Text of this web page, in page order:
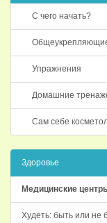
С чего начать?
Упражнения
Домашние
Сам себе
Здоровье
Медицинские
Худеть: быть или не